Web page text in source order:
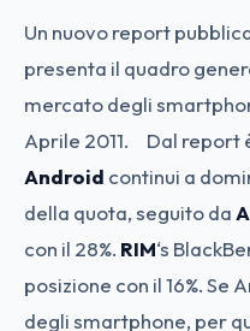
Un nuovo report
presenta il quadro
mercato degli
Aprile 2011. Dal report
Android continui a
della quota, seguito da
con il 28%. RIM‘s
posizione con il 16%. Se
degli smartphone, per